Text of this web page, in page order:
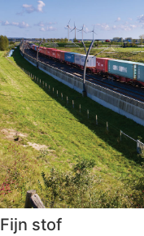
Fijn stof